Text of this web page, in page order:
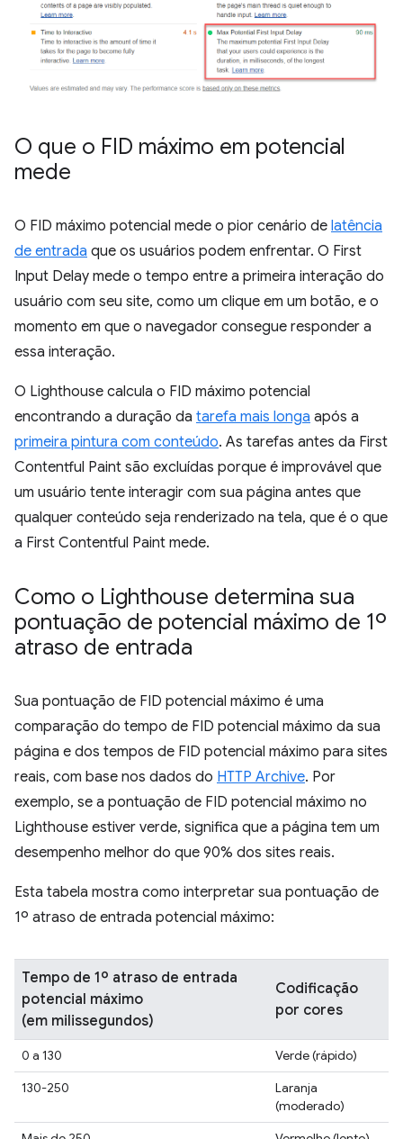
O que o FID máximo em potencial
mede
O FID máximo potencial mede o pior cenário de latência
de entrada que os usuários podem enfrentar. O First
Input Delay mede o tempo entre a primeira interação do
usuário com seu site, como um clique em um botão, e o
momento em que o navegador consegue responder a
essa interação.
O Lighthouse calcula o FID máximo potencial
encontrando a duração da tarefa mais longa após a
primeira pintura com conteúdo. As tarefas antes da First
Contentful Paint são excluídas porque é improvável que
um usuário tente interagir com sua página antes que
qualquer conteúdo seja renderizado na tela, que é o que
a First Contentful Paint mede.
Como o Lighthouse determina sua
pontuação de potencial máximo de 1º
atraso de entrada
Sua pontuação de FID potencial máximo é uma
comparação do tempo de FID potencial máximo da sua
página e dos tempos de FID potencial máximo para sites
reais, com base nos dados do HTTP Archive. Por
exemplo, se a pontuação de FID potencial máximo no
Lighthouse estiver verde, significa que a página tem um
desempenho melhor do que 90% dos sites reais.
Esta tabela mostra como interpretar sua pontuação de
1º atraso de entrada potencial máximo:
Tempo de 1º atraso de entrada
potencial máximo
(em milissegundos)
Codificação
por cores
0 a 130
Verde (rápido)
130-250
Laranja
(moderado)